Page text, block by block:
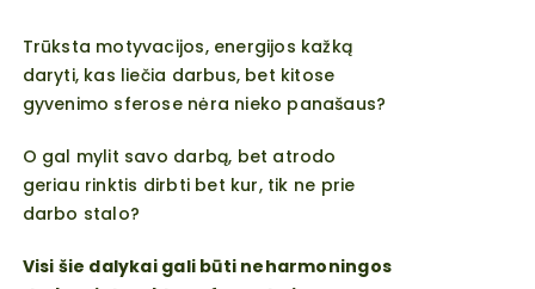
Trūksta motyvacijos, energijos kažką
daryti, kas liečia darbus, bet kitose
gyvenimo sferose nėra nieko panašaus?
O gal mylit savo darbą, bet atrodo
geriau rinktis dirbti bet kur, tik ne prie
darbo stalo?
Visi šie dalykai gali būti neharmoningos